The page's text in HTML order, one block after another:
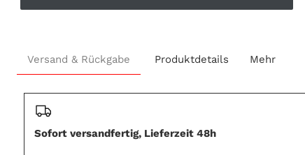
wird
zum
hinzugefügt
Versand & Rückgabe Produktdetails Mehr
Sofort versandfertig, Lieferzeit 48h